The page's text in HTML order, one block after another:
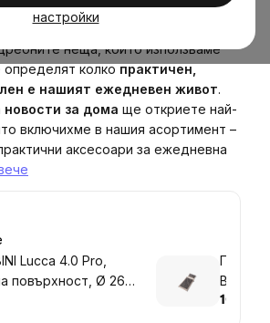
настройки
неща, които използваме
определят колкопрактичен,
е нашият ежедневен живот.
новости за дома ще откриете най-
включихме в нашия асортимент –
аксесоари за ежедневна
Lucca 4.0 Pro,
повърхност, Ø 26
бежова
101,98 €